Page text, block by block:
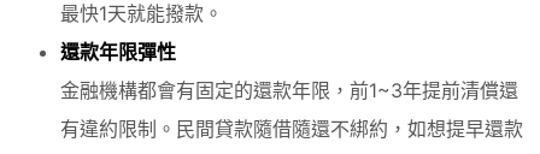
最快1天就能撥款。
還款年限彈性
金融機構都會有固定的還款年限，前1~3年提前清償還
有違約限制。民間貸款隨借隨還不綁約，如想提早還款